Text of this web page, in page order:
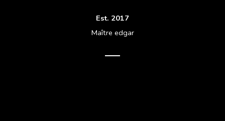
Est. 2017
Maître edgar